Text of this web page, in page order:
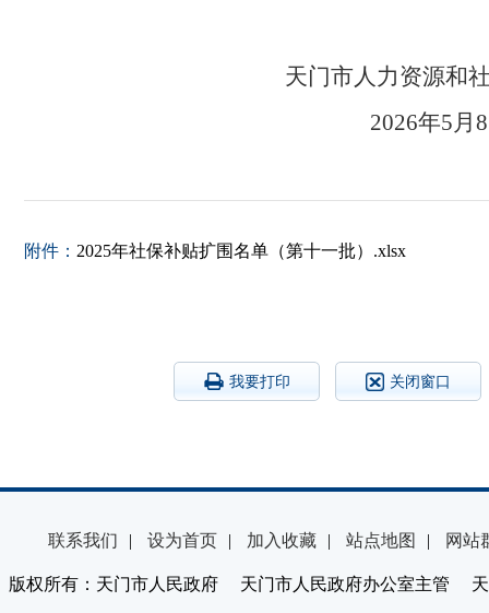
天门市人力资源
2026
附件： 2025年社保补贴扩围名单（第十一批）.xlsx
我要打印 关闭窗口
联系我们 | 设为首页 | 加入收藏 | 站点地图 | 网站
版权所有：天门市人民政府 天门市人民政府办公室主管 天